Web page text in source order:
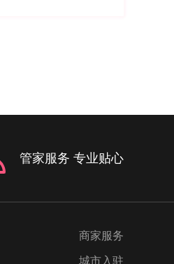
管家服务 专业贴心
商家服务
城市入驻